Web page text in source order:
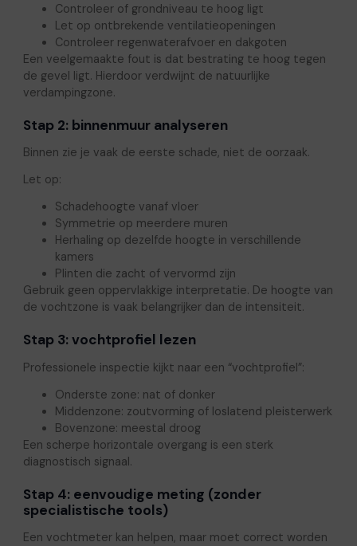
Controleer of grondniveau te hoog ligt
Let op ontbrekende ventilatieopeningen
Controleer regenwaterafvoer en dakgoten
Een veelgemaakte fout is dat bestrating te hoog tegen
de gevel ligt. Hierdoor verdwijnt de natuurlijke
verdampingzone.
Stap 2: binnenmuur analyseren
Binnen zie je vaak de eerste schade, niet de oorzaak.
Let op:
Schadehoogte vanaf vloer
Symmetrie op meerdere muren
Herhaling op dezelfde hoogte in verschillende
kamers
Plinten die zacht of vervormd zijn
Gebruik geen oppervlakkige interpretatie. De hoogte van
de vochtzone is vaak belangrijker dan de intensiteit.
Stap 3: vochtprofiel lezen
Professionele inspectie kijkt naar een “vochtprofiel”:
Onderste zone: nat of donker
Middenzone: zoutvorming of loslatend pleisterwerk
Bovenzone: meestal droog
Een scherpe horizontale overgang is een sterk
diagnostisch signaal.
Stap 4: eenvoudige meting (zonder
specialistische tools)
Een vochtmeter kan helpen, maar moet correct worden